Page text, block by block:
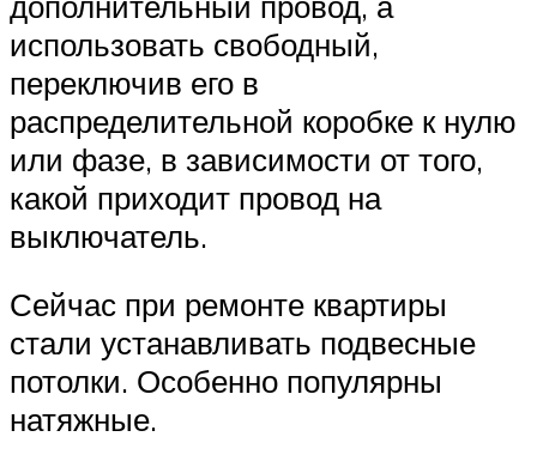
использовать свободный,
переключив его в
распределительной коробке к нулю
или фазе, в зависимости от того,
какой приходит провод на
выключатель.
Сейчас при ремонте квартиры
стали устанавливать подвесные
потолки. Особенно популярны
натяжные.